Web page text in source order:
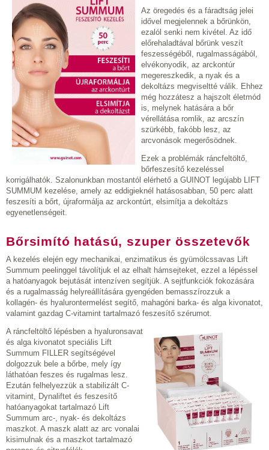
Az öregedés és a fáradtság jelei
idővel megjelennek a bőrünkön,
ezalól senki nem kivétel. Az idő
előrehaladtával bőrünk veszít
feszességéből, rugalmasságából,
elvékonyodik, az arckontúr
megereszkedik, a nyak és a
dekoltázs megviseltté válik. Ehhez
még hozzátesz a hajszolt életmód
is, melynek hatására a bőr
vérellátása romlik, az arcszín
szürkébb, fakóbb lesz, az
arcvonások megerősödnek.
Ezek a problémák ráncfeltöltő,
bőrfeszesítő kezeléssel
korrigálhatók. Szalonunkban mostantól elérhető a GUINOT legújabb LIFT
SUMMUM kezelése, amely az eddigieknél hatásosabban, 50 perc alatt
feszesíti a bőrt, újraformálja az arckontúrt, elsimítja a dekoltázs
egyenetlenségeit.
Bőrsimító hatású, szuper összetevők
A kezelés elején egy mechanikai, enzimatikus és gyümölcssavas Lift
Summum peelinggel távolítjuk el az elhalt hámsejteket, ezzel a lépéssel
a hatóanyagok bejutását intenzíven segítjük. A sejtfunkciók fokozására
és a rugalmasság helyreállítására gyengéden bemasszírozzuk a
kollagén- és hyalurontermelést segítő, mahagóni barka- és alga kivonatot,
valamint gazdag C-vitamint tartalmazó feszesítő szérumot.
A ráncfeltöltő lépésben a hyaluronsavat
és alga kivonatot speciális Lift
Summum FILLER segítségével
dolgozzuk bele a bőrbe, mely így
láthatóan feszes és rugalmas lesz.
Ezután felhelyezzük a stabilizált C-
vitamint, Dynaliftet és feszesítő
hatóanyagokat tartalmazó Lift
Summum arc-, nyak- és dekoltázs
maszkot. A maszk alatt az arc vonalai
kisimulnak és a maszkot tartalmazó